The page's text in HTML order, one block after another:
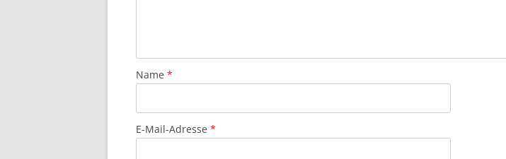
Name *
E-Mail-Adresse *